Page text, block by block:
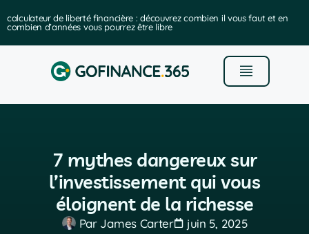
découvrez combien il vous faut et en
être libre
les meilleurs logiciels de
7 mythes dangereux sur
l’investissement qui vous
éloignent de la richesse
ParJames Carter juin 5, 2025